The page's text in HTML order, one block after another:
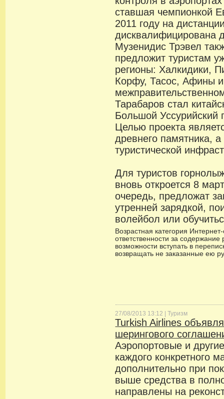
ставшая чемпионкой
2011 году на
дисквалифицирована
Музенидис Трэвел
предложит туристам
регионы: Халкидики,
Корфу, Тасос, Афины
Тарабаров стал
Большой Уссурийский
Целью проекта
древнего памятника,
туристической
Для туристов
вновь откроется 8
очередь, предложат
утренней зарядкой,
волейбол или
Возрастная категория
ответственности за
возможности вступать в
возвращать не заказанные ею
27/08/2013 13:12 |Туризм
Turkish Airlines
шерингового
Аэропортовые и
каждого конкретного
дополнительно при
выше средства в
направлены на